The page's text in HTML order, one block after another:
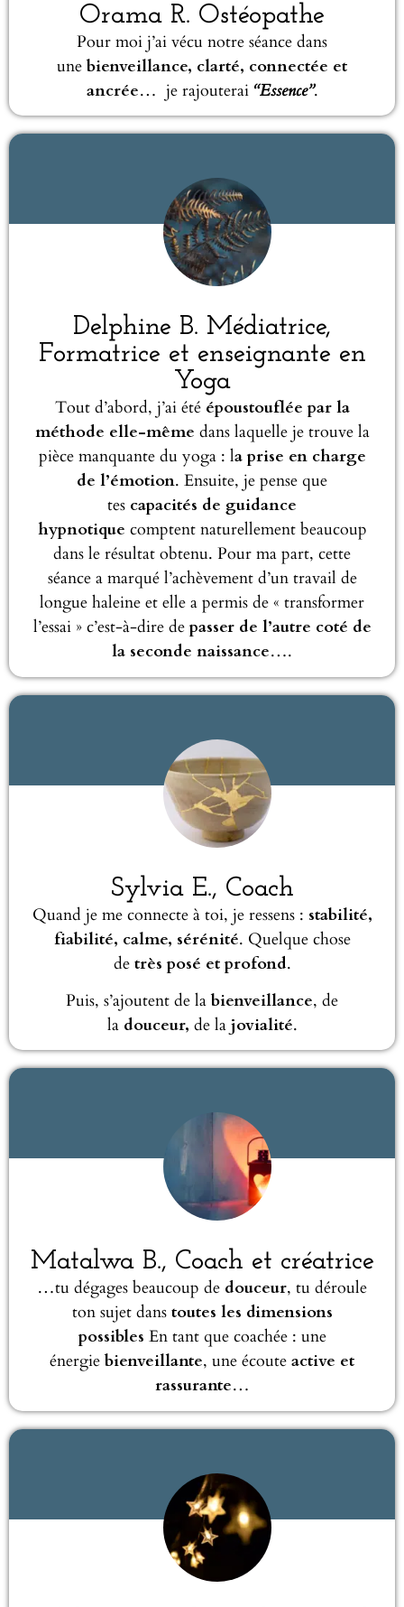
Orama R. Ostéopathe
Pour moi j’ai vécu notre séance dans
une bienveillance, clarté, connectée et
ancrée… je rajouterai “Essence”.
Delphine B. Médiatrice,
Formatrice et enseignante en
Yoga
Tout d’abord, j’ai été époustouflée par la
méthode elle-même dans laquelle je trouve la
pièce manquante du yoga : la prise en charge
de l’émotion. Ensuite, je pense que
tes capacités de guidance
hypnotique comptent naturellement beaucoup
dans le résultat obtenu. Pour ma part, cette
séance a marqué l’achèvement d’un travail de
longue haleine et elle a permis de « transformer
l’essai » c’est-à-dire de passer de l’autre coté de
la seconde naissance….
Sylvia E., Coach
Quand je me connecte à toi, je ressens : stabilité,
fiabilité, calme, sérénité. Quelque chose
de très posé et profond.
Puis, s’ajoutent de la bienveillance, de
la douceur, de la jovialité.
Matalwa B., Coach et créatrice
…tu dégages beaucoup de douceur, tu déroule
ton sujet dans toutes les dimensions
possibles En tant que coachée : une
énergie bienveillante, une écoute active et
rassurante…